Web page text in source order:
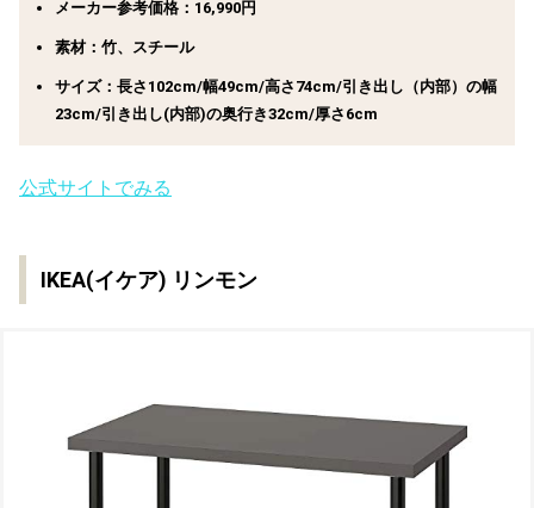
メーカー参考価格：16,990円
素材：竹、スチール
サイズ：長さ102cm/幅49cm/高さ74cm/引き出し（内部）の幅
23cm/引き出し(内部)の奥行き32cm/厚さ6cm
公式サイトでみる
IKEA(イケア) リンモン